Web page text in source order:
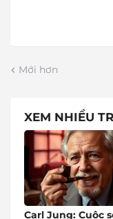
Mới hơn
XEM NHIỀU
Carl Jung: Cuộc